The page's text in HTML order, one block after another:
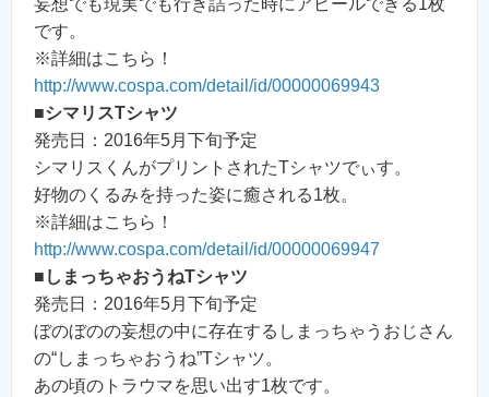
妄想でも現実でも行き詰った時にアピールできる1枚
です。
※詳細はこちら！
http://www.cospa.com/detail/id/00000069943
■シマリスTシャツ
発売日：2016年5月下旬予定
シマリスくんがプリントされたTシャツでぃす。
好物のくるみを持った姿に癒される1枚。
※詳細はこちら！
http://www.cospa.com/detail/id/00000069947
■ しまっちゃおうねTシャツ
発売日：2016年5月下旬予定
ぼのぼのの妄想の中に存在するしまっちゃうおじさん
の“しまっちゃおうね”Tシャツ。
あの頃のトラウマを思い出す1枚です。